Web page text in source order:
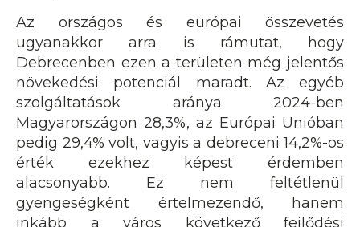
Az országos és európai összevetés
ugyanakkor arra is rámutat, hogy
Debrecenben ezen a területen még jelentős
növekedési potenciál maradt. Az egyéb
szolgáltatások aránya 2024-ben
Magyarországon 28,3%, az Európai Unióban
pedig 29,4% volt, vagyis a debreceni 14,2%-os
érték ezekhez képest érdemben
alacsonyabb. Ez nem feltétlenül
gyengeségként értelmezendő, hanem
inkább a város következő fejlődési